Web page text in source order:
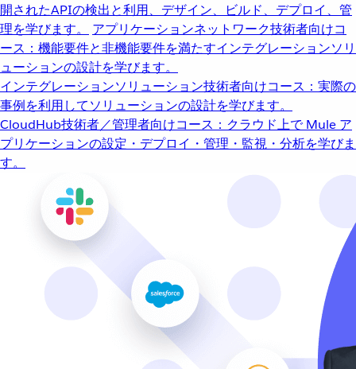
開されたAPIの検出と利用、デザイン、ビルド、デプロイ、管
理を学びます。
アプリケーションネットワーク技術者向けコ
ース：機能要件と非機能要件を満たすインテグレーションソリ
ューションの設計を学びます。
インテグレーションソリューション技術者向けコース：実際の
事例を利用してソリューションの設計を学びます。
CloudHub技術者／管理者向けコース：クラウド上で Mule ア
プリケーションの設定・デプロイ・管理・監視・分析を学びま
す。